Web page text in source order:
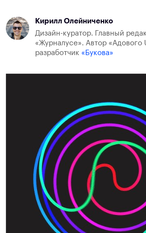
Кирилл Олейниченко
Дизайн-куратор. Главный
«Журналусе». Автор «Адового
разработчик «Букова»